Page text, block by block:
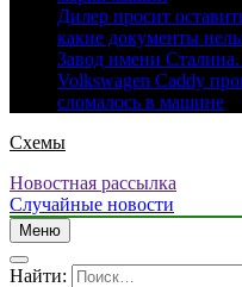
Дилер просит
какие документы
Завод имени
Volkswagen Caddy
сломалось в машине
Схемы
Новостная рассылка
Случайные новости
Меню
Найти: